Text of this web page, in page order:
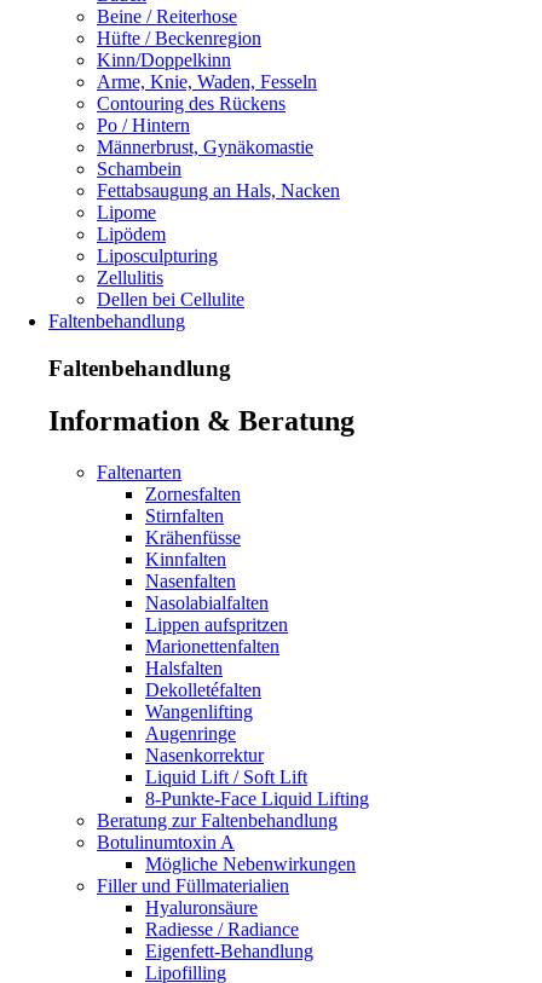
Beine / Reiterhose
Hüfte / Beckenregion
Kinn/Doppelkinn
Arme, Knie, Waden, Fesseln
Contouring des Rückens
Po / Hintern
Männerbrust, Gynäkomastie
Schambein
Fettabsaugung an Hals, Nacken
Lipome
Lipödem
Liposculpturing
Zellulitis
Dellen bei Cellulite
Faltenbehandlung
Faltenbehandlung
Information & Beratung
Faltenarten
Zornesfalten
Stirnfalten
Krähenfüsse
Kinnfalten
Nasenfalten
Nasolabialfalten
Lippen aufspritzen
Marionettenfalten
Halsfalten
Dekolletéfalten
Wangenlifting
Augenringe
Nasenkorrektur
Liquid Lift / Soft Lift
8-Punkte-Face Liquid Lifting
Beratung zur Faltenbehandlung
Botulinumtoxin A
Mögliche Nebenwirkungen
Filler und Füllmaterialien
Hyaluronsäure
Radiesse / Radiance
Eigenfett-Behandlung
Lipofilling